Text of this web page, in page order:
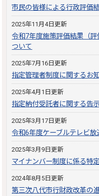
市民の皆様による行政評価
2025年11月4日更新
令和7年度施策評価結果（
ついて
2025年7月16日更新
指定管理者制度に関するお
2025年4月1日更新
指定納付受託者に関する告
2025年3月17日更新
令和6年度ケーブルテレビ放
2025年3月9日更新
マイナンバー制度に係る特
2024年8月5日更新
第三次八代市行財政改革の